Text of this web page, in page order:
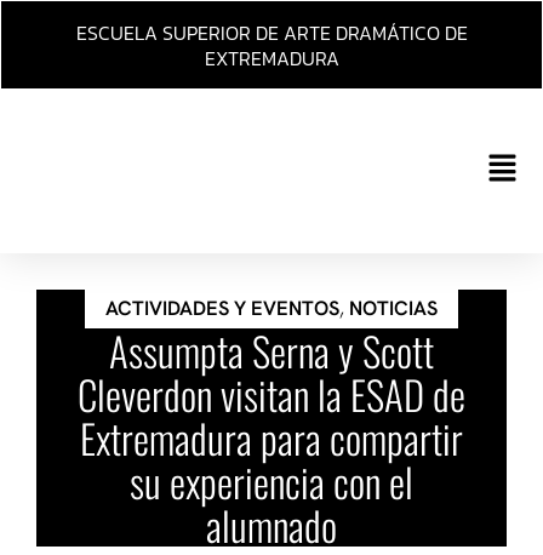
Ir
ESCUELA SUPERIOR DE ARTE DRAMÁTICO DE
EXTREMADURA
Main
ACTIVIDADES Y EVENTOS, NOTICIAS
Assumpta Serna y Scott
Cleverdon visitan la ESAD de
Extremadura para compartir
su experiencia con el
alumnado